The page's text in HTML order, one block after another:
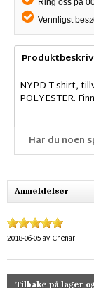
Ring oss på
Vennligst
NYPD T-shirt,
POLYESTER.
Har du noen
Anmeldelser
2018-06-05av Chenar
Tilbake på lager